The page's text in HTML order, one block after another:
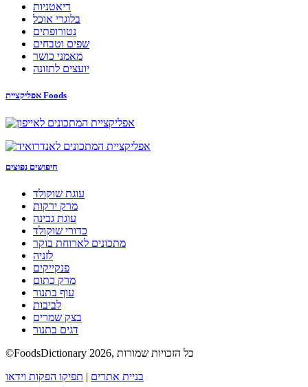
דיאטניות
בלוגרי אוכל
נטורופתים
שפים וטבחים
מאמני כושר
יועצים לתזונה
אפליקציית Foods
חיפושים נפוצים
עוגת שוקולד
מרק ירקות
עוגת גבינה
כדורי שוקולד
מתכונים לארוחת בוקר
לזניה
פנקייקים
מרק כתום
עוף בתנור
לביבות
בצק שמרים
דגים בתנור
©FoodsDictionary 2026, כל הזכויות שמורות
בניית אתרים | תפיקו הפקות וידאו